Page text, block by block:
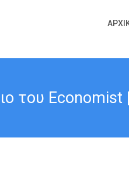
του Economist